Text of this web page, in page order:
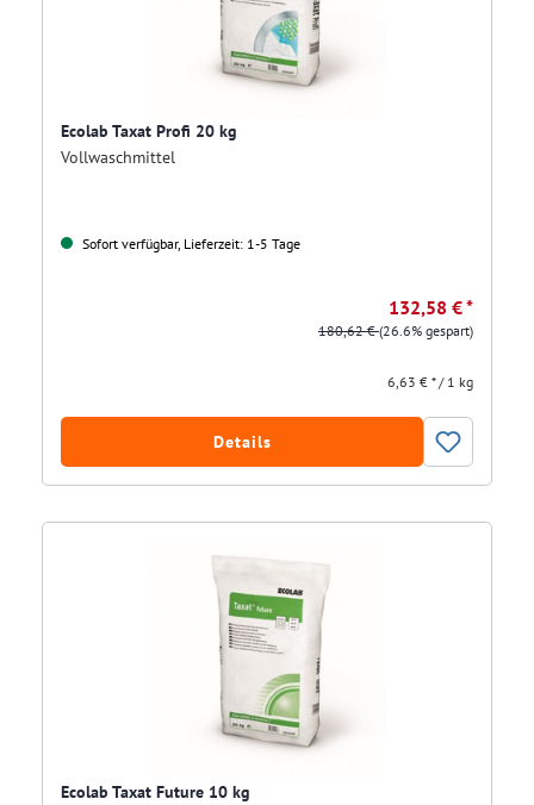
Ecolab Taxat Profi 20 kg
Vollwaschmittel
Sofort verfügbar, Lieferzeit: 1-5 Tage
132,58 € *
180,62 €(26.6% gespart)
6,63 € * / 1 kg
Details
Ecolab Taxat Future 10 kg